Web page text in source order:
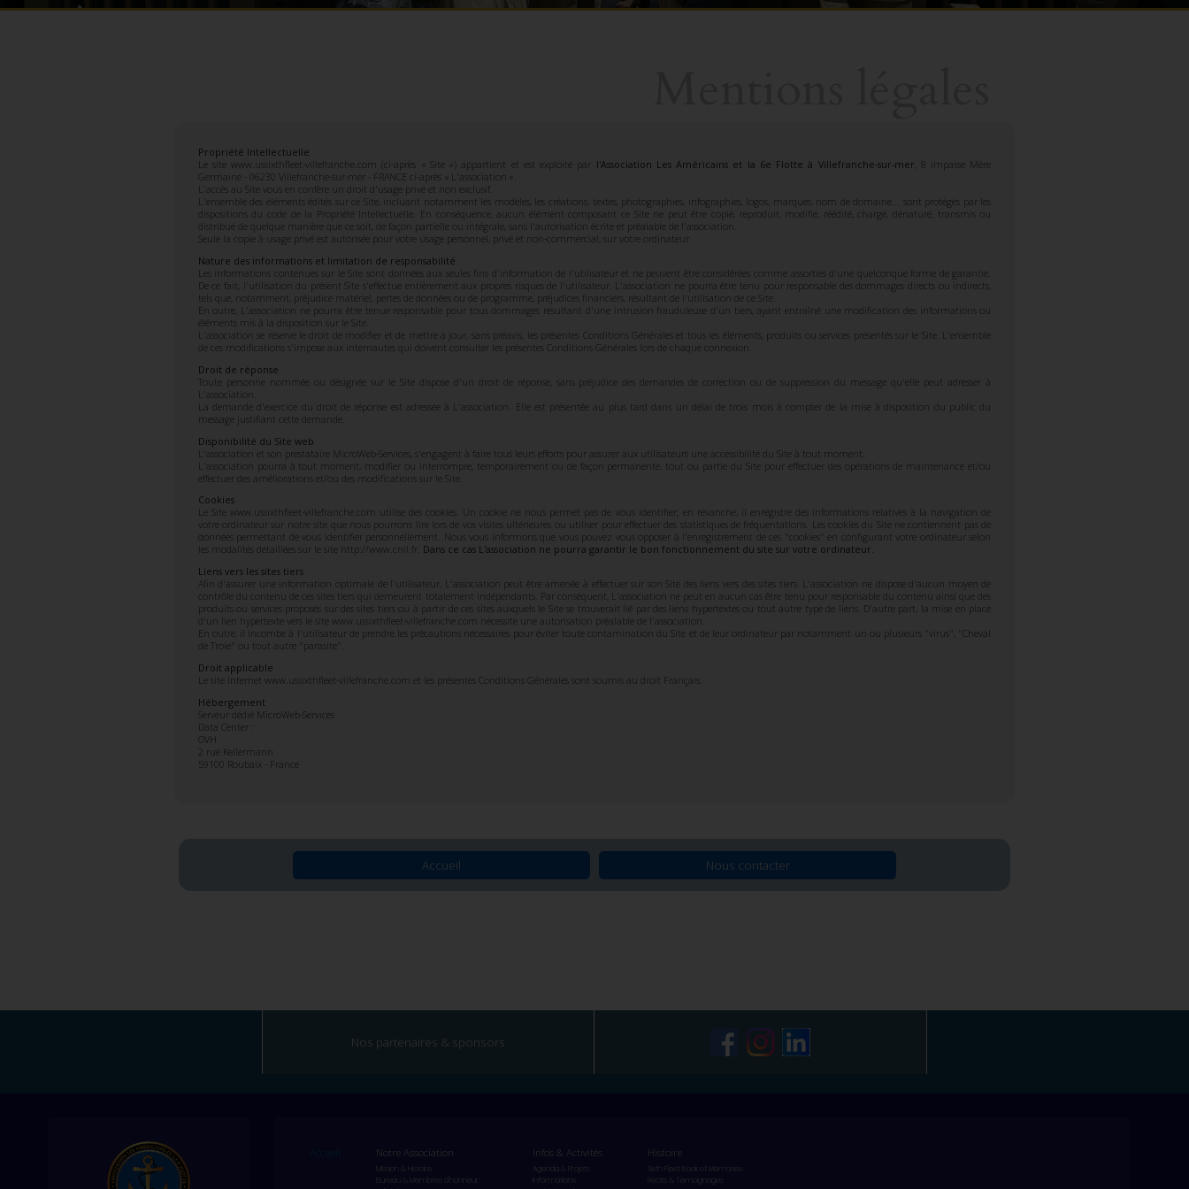
Propriété Intellectuelle
Le site www.ussixthfleet-villefranche.com (ci-après « Site ») appartient et est exploité par l'Association Les Américains et la 6e Flotte à Villefranche-sur-mer , 8 impasse Mère
Germaine - 06230 Villefranche-sur-mer - FRANCE ci-après « L'association ».
L'accès au Site vous en confère un droit d'usage privé et non exclusif.
L'ensemble des éléments édités sur ce Site, incluant notamment les modèles, les créations, textes, photographies, infographies, logos, marques, nom de domaine... sont protégés par les
dispositions du code de la Propriété Intellectuelle. En conséquence, aucun élément composant ce Site ne peut être copié, reproduit, modifié, réédité, chargé, dénaturé, transmis ou
distribué de quelque manière que ce soit, de façon partielle ou intégrale, sans l'autorisation écrite et préalable de l'association.
Seule la copie à usage privé est autorisée pour votre usage personnel, privé et non-commercial, sur votre ordinateur.
Nature des informations et limitation de responsabilité
Les informations contenues sur le Site sont données aux seules fins d'information de l'utilisateur et ne peuvent être considérées comme assorties d'une quelconque forme de garantie.
De ce fait, l'utilisation du présent Site s'effectue entièrement aux propres risques de l'utilisateur. L'association ne pourra être tenu pour responsable des dommages directs ou indirects,
tels que, notamment, préjudice matériel, pertes de données ou de programme, préjudices financiers, résultant de l'utilisation de ce Site.
En outre, L'association ne pourra être tenue responsable pour tous dommages résultant d'une intrusion frauduleuse d'un tiers, ayant entraîné une modification des informations ou
éléments mis à la disposition sur le Site.
L'association se réserve le droit de modifier et de mettre à jour, sans préavis, les présentes Conditions Générales et tous les éléments, produits ou services présentés sur le Site. L'ensemble
de ces modifications s'impose aux internautes qui doivent consulter les présentes Conditions Générales lors de chaque connexion.
Droit de réponse
Toute personne nommée ou désignée sur le Site dispose d'un droit de réponse, sans préjudice des demandes de correction ou de suppression du message qu'elle peut adresser à
L'association.
La demande d'exercice du droit de réponse est adressée à L'association. Elle est présentée au plus tard dans un délai de trois mois à compter de la mise à disposition du public du
message justifiant cette demande.
Disponibilité du Site web
L'association et son prestataire MicroWeb-Services, s'engagent à faire tous leurs efforts pour assurer aux utilisateurs une accessibilité du Site à tout moment.
L'association pourra à tout moment, modifier ou interrompre, temporairement ou de façon permanente, tout ou partie du Site pour effectuer des opérations de maintenance et/ou
effectuer des améliorations et/ou des modifications sur le Site.
Cookies
Le Site www.ussixthfleet-villefranche.com utilise des cookies. Un cookie ne nous permet pas de vous identifier; en revanche, il enregistre des informations relatives à la navigation de
votre ordinateur sur notre site que nous pourrons lire lors de vos visites ultérieures ou utiliser pour effectuer des statistiques de fréquentations. Les cookies du Site ne contiennent pas de
données permettant de vous identifier personnellement. Nous vous informons que vous pouvez vous opposer à l'enregistrement de ces "cookies" en configurant votre ordinateur selon
les modalités détaillées sur le site http://www.cnil.fr. Dans ce cas L'association ne pourra garantir le bon fonctionnement du site sur votre ordinateur.
Liens vers les sites tiers
Afin d'assurer une information optimale de l'utilisateur, L'association peut être amenée à effectuer sur son Site des liens vers des sites tiers. L'association ne dispose d'aucun moyen de
contrôle du contenu de ces sites tiers qui demeurent totalement indépendants. Par conséquent, L'association ne peut en aucun cas être tenu pour responsable du contenu ainsi que des
produits ou services proposés sur des sites tiers ou à partir de ces sites auxquels le Site se trouverait lié par des liens hypertextes ou tout autre type de liens. D'autre part, la mise en place
d'un lien hypertexte vers le site www.ussixthfleet-villefranche.com nécessite une autorisation préalable de l'association.
En outre, il incombe à l'utilisateur de prendre les précautions nécessaires pour éviter toute contamination du Site et de leur ordinateur par notamment un ou plusieurs "virus", "Cheval
de Troie" ou tout autre "parasite".
Droit applicable
Le site Internet www.ussixthfleet-villefranche.com et les présentes Conditions Générales sont soumis au droit Français.
Hébergement
Serveur dédié MicroWeb-Services
Data Center :
OVH
2 rue Kellermann
59100 Roubaix - France
Accueil Nous contacter
Nos partenaires & sponsors
Notre Association
Mission & Histoire
Bureau & Membres d'honneur
Infos & Activités
Agenda & Projets
Informations
Histoire
Sixth Fleet Book of Memories
Récits & Témoignages